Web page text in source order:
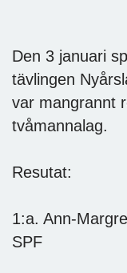
Den 3 januari
tävlingen
var mangrannt
tvåmannalag.
Resutat:
1:a. Ann-
SPF